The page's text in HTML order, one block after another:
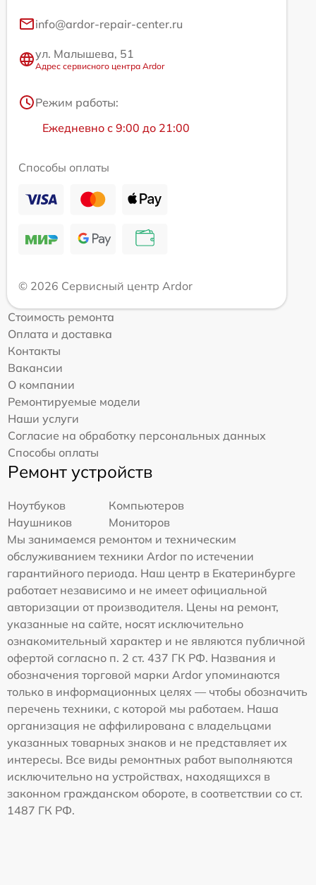
info@ardor-repair-center.ru
ул. Малышева, 51
Адрес сервисного центра Ardor
Режим работы:
Ежедневно с 9:00 до 21:00
Способы оплаты
© 2026 Сервисный центр Ardor
Стоимость ремонта
Оплата и доставка
Контакты
Вакансии
О компании
Ремонтируемые модели
Наши услуги
Согласие на обработку персональных данных
Способы оплаты
Ремонт устройств
Ноутбуков
Компьютеров
Наушников
Мониторов
Мы занимаемся ремонтом и техническим
обслуживанием техники Ardor по истечении
гарантийного периода. Наш центр в Екатеринбурге
работает независимо и не имеет официальной
авторизации от производителя. Цены на ремонт,
указанные на сайте, носят исключительно
ознакомительный характер и не являются публичной
офертой согласно п. 2 ст. 437 ГК РФ. Названия и
обозначения торговой марки Ardor упоминаются
только в информационных целях — чтобы обозначить
перечень техники, с которой мы работаем. Наша
организация не аффилирована с владельцами
указанных товарных знаков и не представляет их
интересы. Все виды ремонтных работ выполняются
исключительно на устройствах, находящихся в
законном гражданском обороте, в соответствии со ст.
1487 ГК РФ.